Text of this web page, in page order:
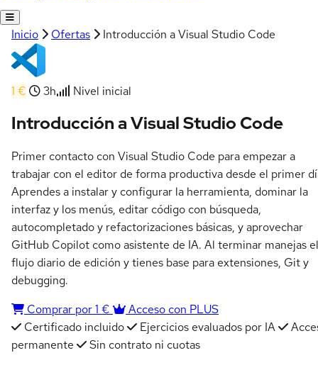
Inicio Ofertas Introducción a Visual Studio Code
1 € 3h Nivel inicial
Introducción a Visual Studio Code
Primer contacto con Visual Studio Code para empezar a
trabajar con el editor de forma productiva desde el primer
Aprendes a instalar y configurar la herramienta, dominar la
interfaz y los menús, editar código con búsqueda,
autocompletado y refactorizaciones básicas, y aprovechar
GitHub Copilot como asistente de IA. Al terminar manejas el
flujo diario de edición y tienes base para extensiones, Git y
debugging.
Comprar por 1 €
Acceso con PLUS
Certificado incluido
Ejercicios evaluados por IA
permanente
Sin contrato ni cuotas